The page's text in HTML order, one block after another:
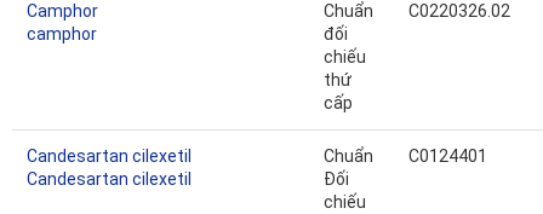
Camphor
camphor
Chuẩn
đối
chiếu
thứ
cấp
C0220326.02
Candesartan cilexetil
Candesartan cilexetil
Chuẩn
Đối
chiếu
C0124401